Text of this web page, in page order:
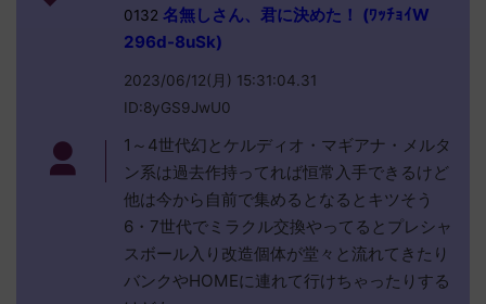
0132 名無しさん、君に決めた！ (ﾜｯﾁｮｲW
296d-8uSk)
2023/06/12(月) 15:31:04.31
ID:8yGS9JwU0
1～4世代幻とケルディオ・マギアナ・メルタ
ン系は過去作持ってれば恒常入手できるけど
他は今から自前で集めるとなるとキツそう
6・7世代でミラクル交換やってるとプレシャ
スボール入り改造個体が堂々と流れてきたり
バンクやHOMEに連れて行けちゃったりする